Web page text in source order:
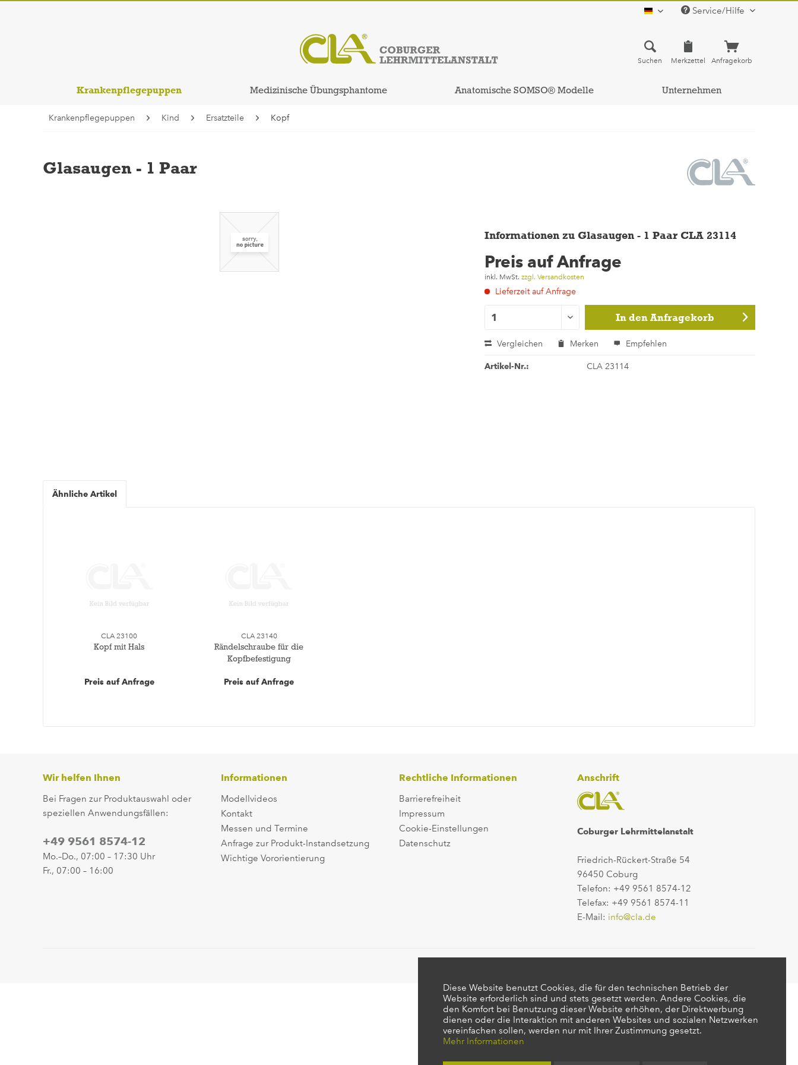
deutsch Service/Hilfe
Suchen Merkzettel Anfragekorb
Krankenpflegepuppen Medizinische Übungsphantome Anatomische SOMSO® Modelle Unternehmen
Krankenpflegepuppen Kind Ersatzteile Kopf
Glasaugen - 1 Paar
Informationen zu Glasaugen - 1 Paar CLA 23114
Preis auf Anfrage
inkl. MwSt. zzgl. Versandkosten
Lieferzeit auf Anfrage
In den Anfragekorb
Vergleichen Merken Empfehlen
Artikel-Nr.: CLA 23114
Ähnliche Artikel
CLA 23100
Kopf mit Hals
Preis auf Anfrage
CLA 23140
Rändelschraube für die
Kopfbefestigung
Preis auf Anfrage
Wir helfen Ihnen
Bei Fragen zur Produktauswahl oder
speziellen Anwendungsfällen:
+49 9561 8574-12
Mo.–Do., 07:00 – 17:30 Uhr
Fr., 07:00 – 16:00
Informationen
Modellvideos
Kontakt
Messen und Termine
Anfrage zur Produkt-Instandsetzung
Wichtige Vororientierung
Rechtliche Informationen
Barrierefreiheit
Impressum
Cookie-Einstellungen
Datenschutz
Anschrift
Coburger Lehrmittelanstalt
Friedrich-Rückert-Straße 54
96450 Coburg
Telefon: +49 9561 8574-12
Telefax: +49 9561 8574-11
E-Mail: info@cla.de
Diese Website benutzt Cookies, die für den technischen Betrieb der
Website erforderlich sind und stets gesetzt werden. Andere Cookies, die
den Komfort bei Benutzung dieser Website erhöhen, der Direktwerbung
dienen oder die Interaktion mit anderen Websites und sozialen Netzwerken
vereinfachen sollen, werden nur mit Ihrer Zustimmung gesetzt.
Mehr Informationen